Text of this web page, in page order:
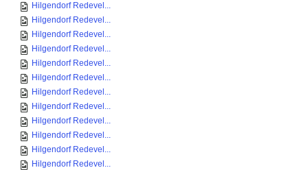
Hilgendorf Redevel...
Hilgendorf Redevel...
Hilgendorf Redevel...
Hilgendorf Redevel...
Hilgendorf Redevel...
Hilgendorf Redevel...
Hilgendorf Redevel...
Hilgendorf Redevel...
Hilgendorf Redevel...
Hilgendorf Redevel...
Hilgendorf Redevel...
Hilgendorf Redevel...